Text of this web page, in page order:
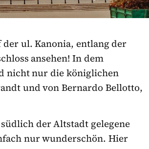
der ul. Kanonia, entlang der
ansehen! In dem
nicht nur die königlichen
und von Bernardo Bellotto,
der Altstadt gelegene
nur wunderschön. Hier